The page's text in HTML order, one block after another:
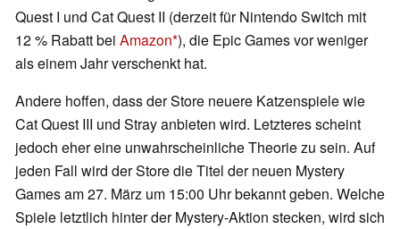
Quest I und Cat Quest II (derzeit für Nintendo Switch mit
12 % Rabatt bei Amazon ), die Epic Games vor weniger
als einem Jahr verschenkt hat.
Andere hoffen, dass der Store neuere Katzenspiele wie
Cat Quest III und Stray anbieten wird. Letzteres scheint
jedoch eher eine unwahrscheinliche Theorie zu sein. Auf
jeden Fall wird der Store die Titel der neuen Mystery
Games am 27. März um 15:00 Uhr bekannt geben. Welche
Spiele letztlich hinter der Mystery-Aktion stecken, wird sich